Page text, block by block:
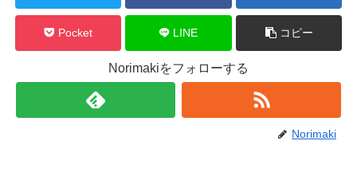
Pocket LINE コピー
Norimakiをフォローする
Norimaki